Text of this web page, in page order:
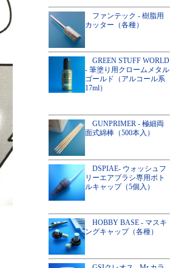
ファンテック - 樹脂用
カッター（各種）
GREEN STUFF WORLD
- 筆塗り用クロームメタル
ゴールド（アルコール系
17ml）
GUNPRIMER - 極細両
面式綿棒（500本入）
DSPIAE- ウォッシュフ
リーエアブラシ専用ボト
ルキャップ（5個入）
HOBBY BASE - マスキ
ングキャップ（各種）